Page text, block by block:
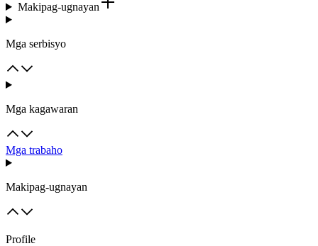
Makipag-ugnayan
Mga serbisyo
Mga kagawaran
Mga trabaho
Makipag-ugnayan
Profile